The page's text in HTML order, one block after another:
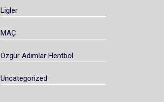
Ligler
MAÇ
Özgür Adımlar Hentbol
Uncategorized